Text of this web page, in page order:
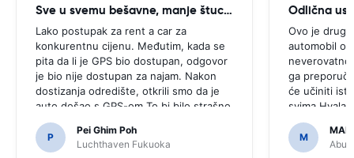
Sve u svemu bešavne, manje štucanje
Lako postupak za rent a car za
konkurentnu cijenu. Međutim, kada se
pita da li je GPS bio dostupan, odgovor
je bio nije dostupan za najam. Nakon
dostizanja odredište, otkrili smo da je
auto došao s GPS-om.To bi bilo strašno
da smo odlučili kupiti GPS kao što je
bilo potrebno za navigaciju japanski
puteva.
P
Pei Ghim Poh
Luchthaven Fukuoka
Odlična
Ovo je drugi
automobil
ga
će učiniti
svima.Hvala
jednostavan.
M
Abu